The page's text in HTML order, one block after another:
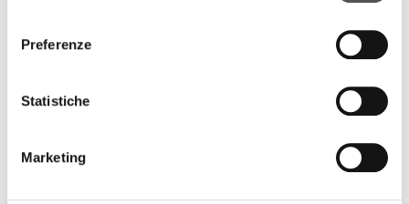
Preferenze
Statistiche
Marketing